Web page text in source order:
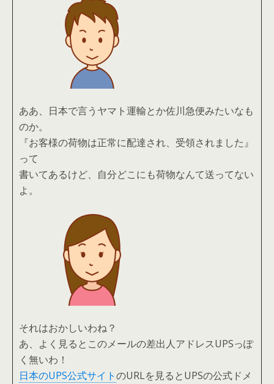
ああ、日本で言うヤマト運輸とか佐川急便みたいなも
のか。
『お客様の荷物は正常に配達され、受領されました』
って
書いてあるけど、自分どこにも荷物なんて送ってない
よ。
それはおかしいわね？
あ、よく見るとこのメールの差出人アドレスUPSっぽ
く無いわ！
日本のUPS公式サイトのURLを見るとUPSの公式ドメ